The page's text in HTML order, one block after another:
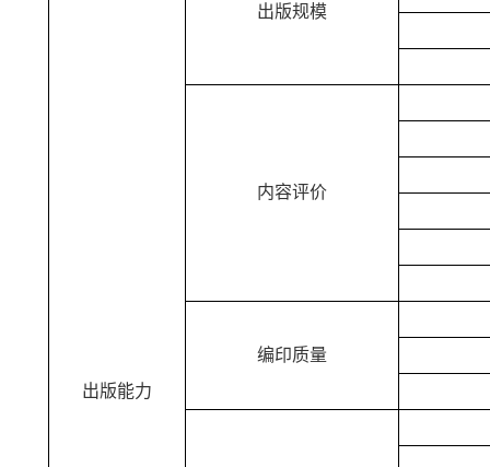
出版能力
出版规模
内容评价
编印质量